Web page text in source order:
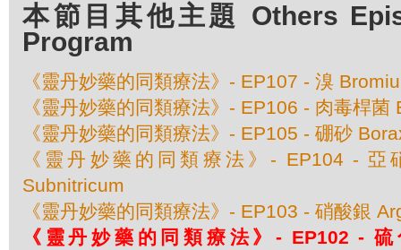
本節目其他主題 Others
Program
《靈丹妙藥的同類療法》- EP107 - 溴
《靈丹妙藥的同類療法》- EP106 - 肉毒桿菌
《靈丹妙藥的同類療法》- EP105 - 硼砂
《靈丹妙藥的同類療法》- EP104 - 亞
Subnitricum
《靈丹妙藥的同類療法》- EP103 - 硝酸銀
《靈丹妙藥的同類療法》- EP102 -